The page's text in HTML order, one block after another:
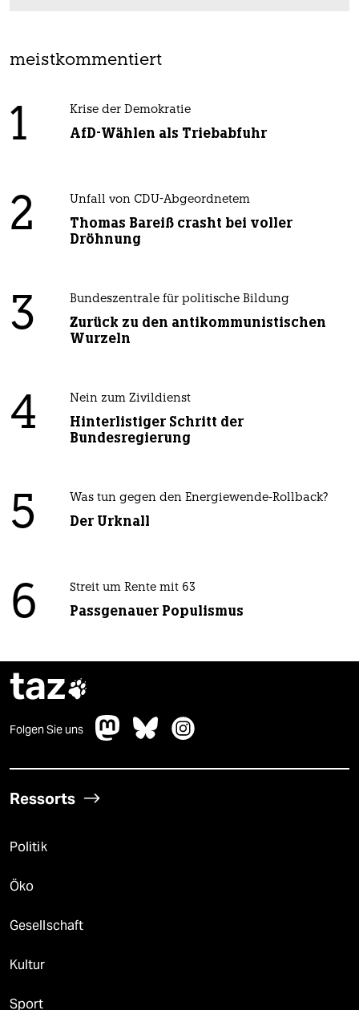
meistkommentiert
1 Krise der Demokratie
AfD-Wählen als Triebabfuhr
2 Unfall von CDU-Abgeordnetem
Thomas Bareiß crasht bei voller
Dröhnung
3 Bundeszentrale für politische Bildung
Zurück zu den antikommunistischen
Wurzeln
4 Nein zum Zivildienst
Hinterlistiger Schritt der
Bundesregierung
5 Was tun gegen den Energiewende-Rollback?
Der Urknall
6 Streit um Rente mit 63
Passgenauer Populismus
taz
Folgen Sie uns
Ressorts
Politik
Öko
Gesellschaft
Kultur
Sport